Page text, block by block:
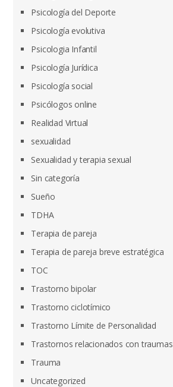
Psicología del Deporte
Psicología evolutiva
Psicologia Infantil
Psicología Jurídica
Psicología social
Psicólogos online
Realidad Virtual
sexualidad
Sexualidad y terapia sexual
Sin categoría
Sueño
TDHA
Terapia de pareja
Terapia de pareja breve estratégica
TOC
Trastorno bipolar
Trastorno ciclotímico
Trastorno Límite de Personalidad
Trastornos relacionados con traumas
Trauma
Uncategorized